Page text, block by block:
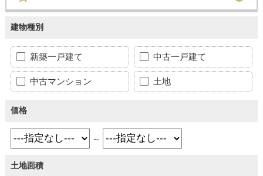
建物種別
新築一戸建て 中古一戸建て
中古マンション 土地
価格
～
土地面積